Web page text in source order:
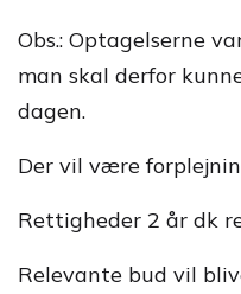
Obs.: Optagelserne
man skal derfor
dagen.
Der vil være
Rettigheder 2 år dk
Relevante bud vil